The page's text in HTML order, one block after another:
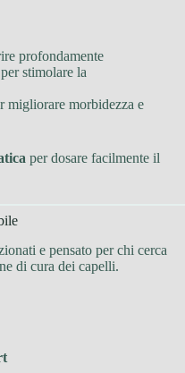
profondamente
per stimolare la
migliorare morbidezza e
per dosare facilmente il
e pensato per chi cerca
di cura dei capelli.